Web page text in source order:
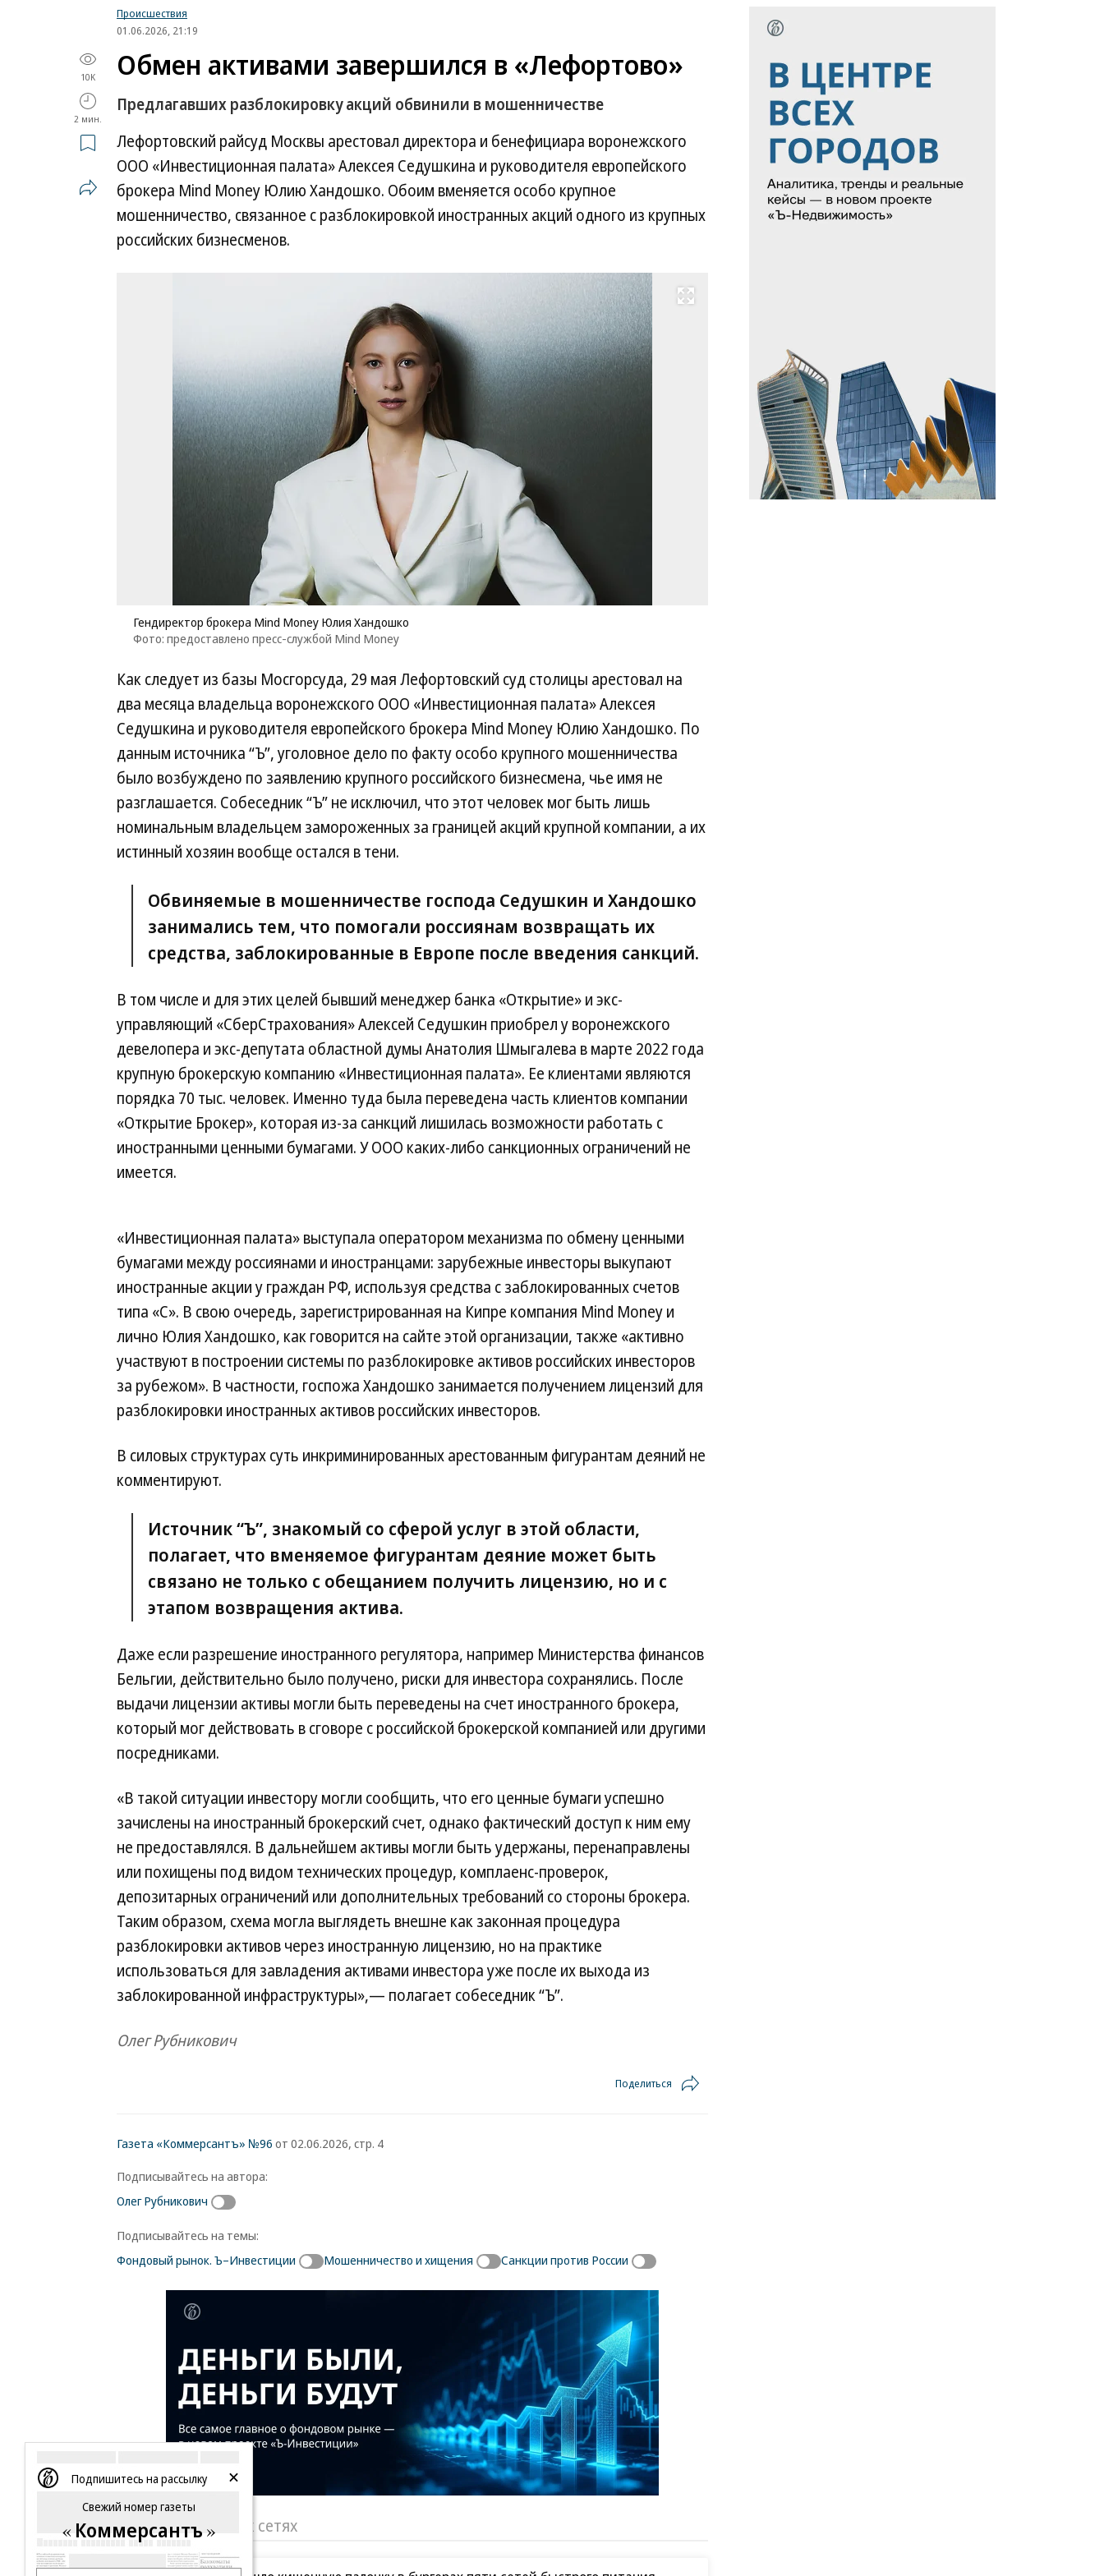
Происшествия
01.06.2026, 21:19
10K
2 мин.
Обмен активами завершился в «Лефортово»
Предлагавших разблокировку акций обвинили в мошенничестве
Лефортовский райсуд Москвы арестовал директора и бенефициара воронежского
ООО «Инвестиционная палата» Алексея Седушкина и руководителя европейского
брокера Mind Money Юлию Хандошко. Обоим вменяется особо крупное
мошенничество, связанное с разблокировкой иностранных акций одного из крупных
российских бизнесменов.
Развернуть на весь экран
Гендиректор брокера Mind Money Юлия Хандошко
Фото: предоставлено пресс-службой Mind Money
Money
Хандошко
предоставлено
службой
Как следует из базы Мосгорсуда, 29 мая Лефортовский суд столицы арестовал на
два месяца владельца воронежского ООО «Инвестиционная палата» Алексея
Седушкина и руководителя европейского брокера Mind Money Юлию Хандошко. По
данным источника “Ъ”, уголовное дело по факту особо крупного мошенничества
было возбуждено по заявлению крупного российского бизнесмена, чье имя не
разглашается. Собеседник “Ъ” не исключил, что этот человек мог быть лишь
номинальным владельцем замороженных за границей акций крупной компании, а их
истинный хозяин вообще остался в тени.
Обвиняемые в мошенничестве господа Седушкин и Хандошко
занимались тем, что помогали россиянам возвращать их
средства, заблокированные в Европе после введения санкций.
В том числе и для этих целей бывший менеджер банка «Открытие» и экс-
управляющий «СберСтрахования» Алексей Седушкин приобрел у воронежского
девелопера и экс-депутата областной думы Анатолия Шмыгалева в марте 2022 года
крупную брокерскую компанию «Инвестиционная палата». Ее клиентами являются
порядка 70 тыс. человек. Именно туда была переведена часть клиентов компании
«Открытие Брокер», которая из-за санкций лишилась возможности работать с
иностранными ценными бумагами. У ООО каких-либо санкционных ограничений не
имеется.
«Инвестиционная палата» выступала оператором механизма по обмену ценными
бумагами между россиянами и иностранцами: зарубежные инвесторы выкупают
иностранные акции у граждан РФ, используя средства с заблокированных счетов
типа «С». В свою очередь, зарегистрированная на Кипре компания Mind Money и
лично Юлия Хандошко, как говорится на сайте этой организации, также «активно
участвуют в построении системы по разблокировке активов российских инвесторов
за рубежом». В частности, госпожа Хандошко занимается получением лицензий для
разблокировки иностранных активов российских инвесторов.
В силовых структурах суть инкриминированных арестованным фигурантам деяний не
комментируют.
Источник “Ъ”, знакомый со сферой услуг в этой области,
полагает, что вменяемое фигурантам деяние может быть
связано не только с обещанием получить лицензию, но и с
этапом возвращения актива.
Даже если разрешение иностранного регулятора, например Министерства финансов
Бельгии, действительно было получено, риски для инвестора сохранялись. После
выдачи лицензии активы могли быть переведены на счет иностранного брокера,
который мог действовать в сговоре с российской брокерской компанией или другими
посредниками.
«В такой ситуации инвестору могли сообщить, что его ценные бумаги успешно
зачислены на иностранный брокерский счет, однако фактический доступ к ним ему
не предоставлялся. В дальнейшем активы могли быть удержаны, перенаправлены
или похищены под видом технических процедур, комплаенс-проверок,
депозитарных ограничений или дополнительных требований со стороны брокера.
Таким образом, схема могла выглядеть внешне как законная процедура
разблокировки активов через иностранную лицензию, но на практике
использоваться для завладения активами инвестора уже после их выхода из
заблокированной инфраструктуры»,— полагает собеседник “Ъ”.
Олег Рубникович
Поделиться
Газета «Коммерсантъ» №96 от 02.06.2026, стр. 4
Подписывайтесь на автора:
Олег Рубникович
Подписывайтесь на темы:
Фондовый рынок. Ъ–Инвестиции
Мошенничество и хищения Санкции против России
«Ъ» в социальных сетях
Подпишитесь на рассылку
Свежий номер газеты
Коммерсантъ